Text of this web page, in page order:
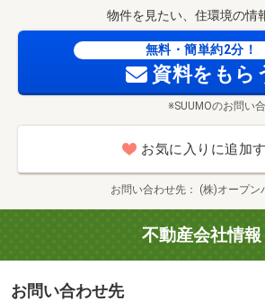
墨田区立押上小学校まで237m
洗面化粧台「シーライン」 トイレ「
物件を見たい、住環境の情
無料・簡単約2分！
資料をもら
※SUUMOのお問い
お気に入りに追加
お問い合わせ先 (株)オープン
不動産会社情報
お問い合わせ先